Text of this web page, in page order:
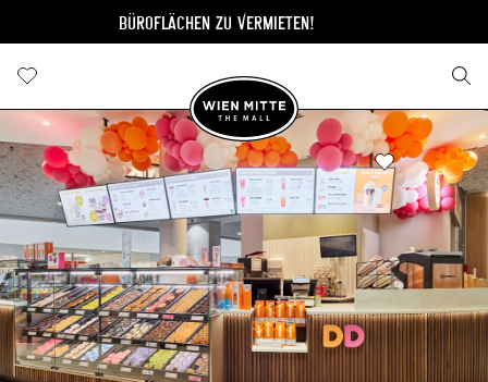
BÜROFLÄCHEN ZU VERMIETEN!